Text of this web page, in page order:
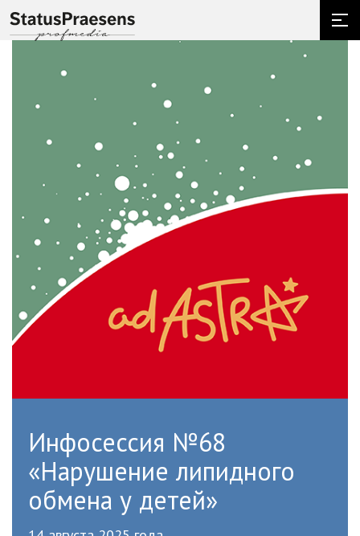
Инфосессия №68
«Нарушение липидного
обмена у детей»